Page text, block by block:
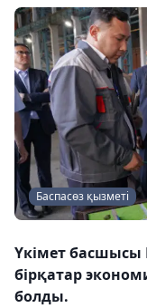
Баспасөз қызметі
Үкімет
бірқатар
болды.